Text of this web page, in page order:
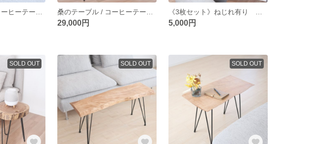
29,000円 5,000円
SOLD OUT SOLD OUT SOLD OUT